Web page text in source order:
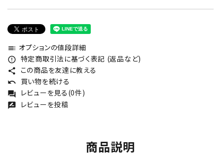
toc オプションの値段詳細
error_outline 特定商取引法に基づく表記 (返品など)
share この商品を友達に教える
undo 買い物を続ける
forum レビューを見る(0件)
rate_review レビューを投稿
商品説明